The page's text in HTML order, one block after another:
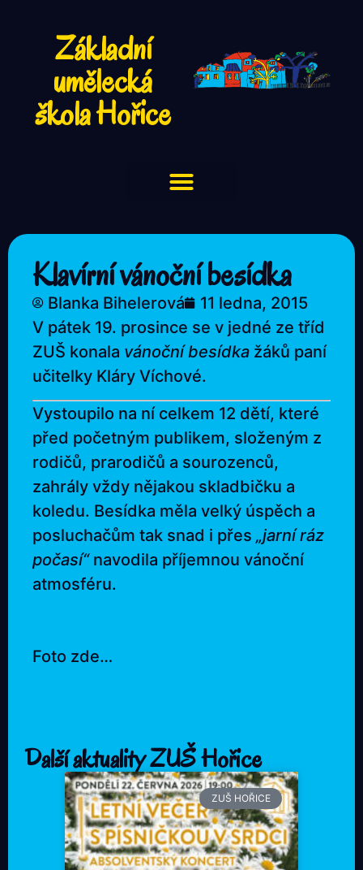
Základní
umělecká
škola Hořice
Klavírní vánoční besídka
Blanka Bihelerová
11 ledna, 2015
V pátek 19. prosince se v jedné ze tříd
ZUŠ konala vánoční besídka žáků paní
učitelky Kláry Víchové.
Vystoupilo na ní celkem 12 dětí, které
před početným publikem, složeným z
rodičů, prarodičů a sourozenců,
zahrály vždy nějakou skladbičku a
koledu. Besídka měla velký úspěch a
posluchačům tak snad i přes „jarní ráz
počasí“navodila příjemnou vánoční
atmosféru.
Foto zde…
Další aktuality ZUŠ Hořice
ZUŠ HOŘICE